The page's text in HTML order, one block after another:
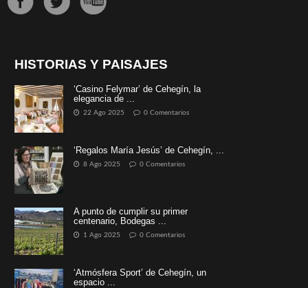
HISTORIAS Y PAISAJES
‘Casino Felymar’ de Cehegín, la
elegancia de ...
22 Ago 2025 0 Comentarios
‘Regalos María Jesús’ de Cehegín, ...
8 Ago 2025 0 Comentarios
A punto de cumplir su primer
centenario, Bodegas ...
1 Ago 2025 0 Comentarios
‘Atmósfera Sport’ de Cehegín, un
espacio ...